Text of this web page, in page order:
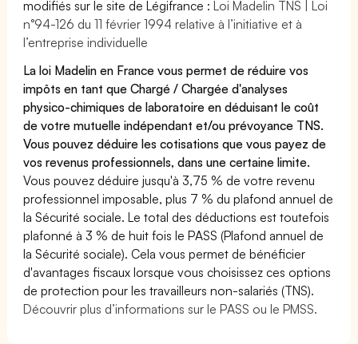
modifiés sur le site de Légifrance :Loi Madelin TNS | Loi
n°94-126 du 11 février 1994 relative à l’initiative et à
l’entreprise individuelle
La loi Madelin en France vous permet de réduire vos
impôts en tant que Chargé / Chargée d'analyses
physico-chimiques de laboratoire en déduisant le coût
de votre mutuelle indépendant et/ou prévoyance TNS.
Vous pouvez déduire les cotisations que vous payez de
vos revenus professionnels, dans une certaine limite.
Vous pouvez déduire jusqu'à 3,75 % de votre revenu
professionnel imposable, plus 7 % du plafond annuel de
la Sécurité sociale. Le total des déductions est toutefois
plafonné à 3 % de huit fois le PASS (Plafond annuel de
la Sécurité sociale). Cela vous permet de bénéficier
d'avantages fiscaux lorsque vous choisissez ces options
de protection pour les travailleurs non-salariés (TNS).
Découvrir plus d’informations sur le PASS ou le PMSS.